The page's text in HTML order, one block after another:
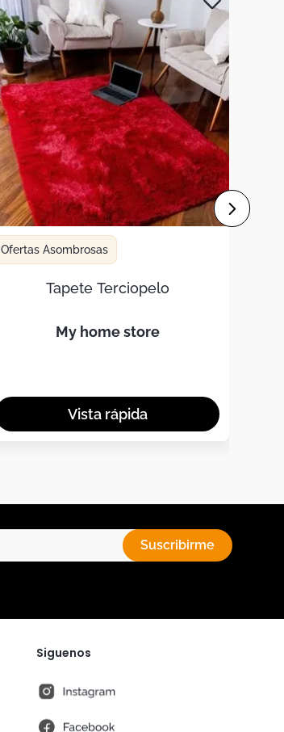
Ofertas Asombrosas
Tapete Terciopelo
my home store
Suscribirme
Siguenos
instagram
fb